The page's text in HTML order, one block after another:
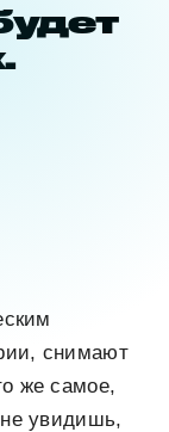
снимают
же самое,
не увидишь,